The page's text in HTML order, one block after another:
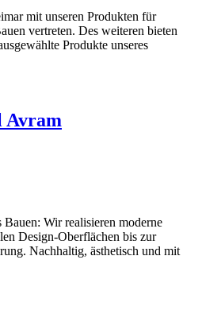
mit unseren Produkten für
vertreten. Des weiteren bieten
Produkte unseres
Avram
Wir realisieren moderne
Design-Oberflächen bis zur
Nachhaltig, ästhetisch und mit